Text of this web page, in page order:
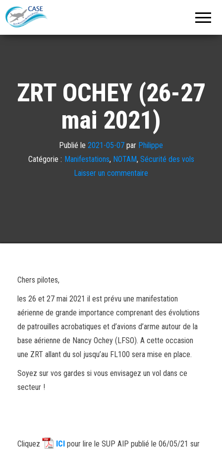
ZRT OCHEY (26-27
mai 2021)
Publié le 2021-05-07 par Philippe
Catégorie : Manifestations, NOTAM, Sécurité des vols
Laisser un commentaire
Chers pilotes,
les 26 et 27 mai 2021 il est prévu une manifestation
aérienne de grande importance comprenant des évolutions
de patrouilles acrobatiques et d’avions d’arme autour de la
base aérienne de Nancy Ochey (LFSO). A cette occasion
une ZRT allant du sol jusqu’au FL100 sera mise en place.
Soyez sur vos gardes si vous envisagez un vol dans ce
secteur !
Cliquez ICI pour lire le SUP AIP publié le 06/05/21 sur